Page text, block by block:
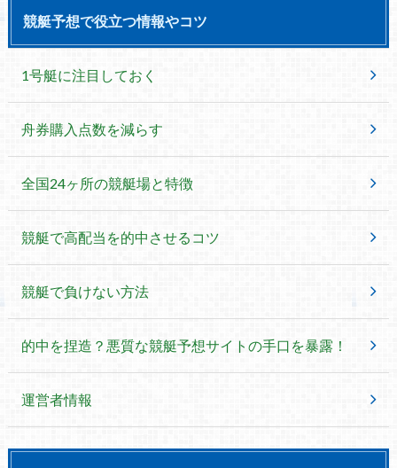
競艇予想で役立つ情報やコツ
1号艇に注目しておく
舟券購入点数を減らす
全国24ヶ所の競艇場と特徴
競艇で高配当を的中させるコツ
競艇で負けない方法
的中を捏造？悪質な競艇予想サイトの手口を暴露！
運営者情報